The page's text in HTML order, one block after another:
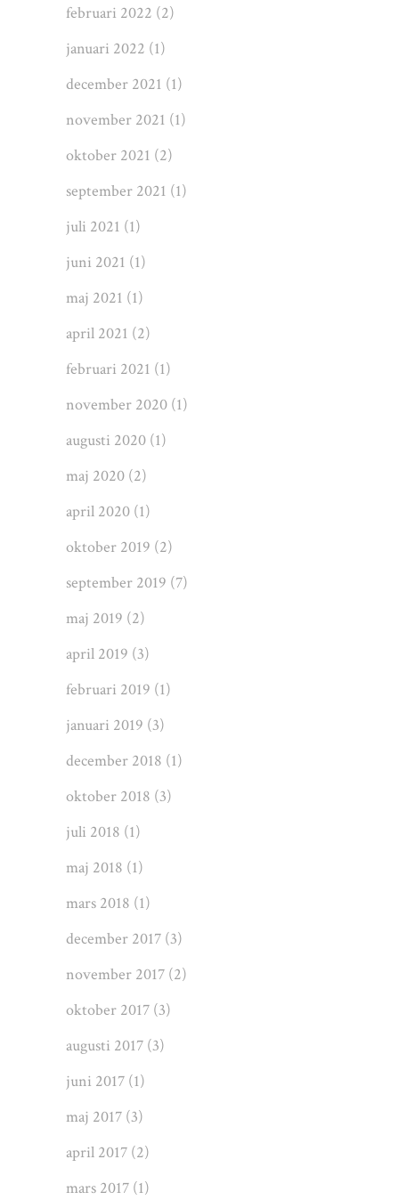
februari 2022 (2)
januari 2022 (1)
december 2021 (1)
november 2021 (1)
oktober 2021 (2)
september 2021 (1)
juli 2021 (1)
juni 2021 (1)
maj 2021 (1)
april 2021 (2)
februari 2021 (1)
november 2020 (1)
augusti 2020 (1)
maj 2020 (2)
april 2020 (1)
oktober 2019 (2)
september 2019 (7)
maj 2019 (2)
april 2019 (3)
februari 2019 (1)
januari 2019 (3)
december 2018 (1)
oktober 2018 (3)
juli 2018 (1)
maj 2018 (1)
mars 2018 (1)
december 2017 (3)
november 2017 (2)
oktober 2017 (3)
augusti 2017 (3)
juni 2017 (1)
maj 2017 (3)
april 2017 (2)
mars 2017 (1)